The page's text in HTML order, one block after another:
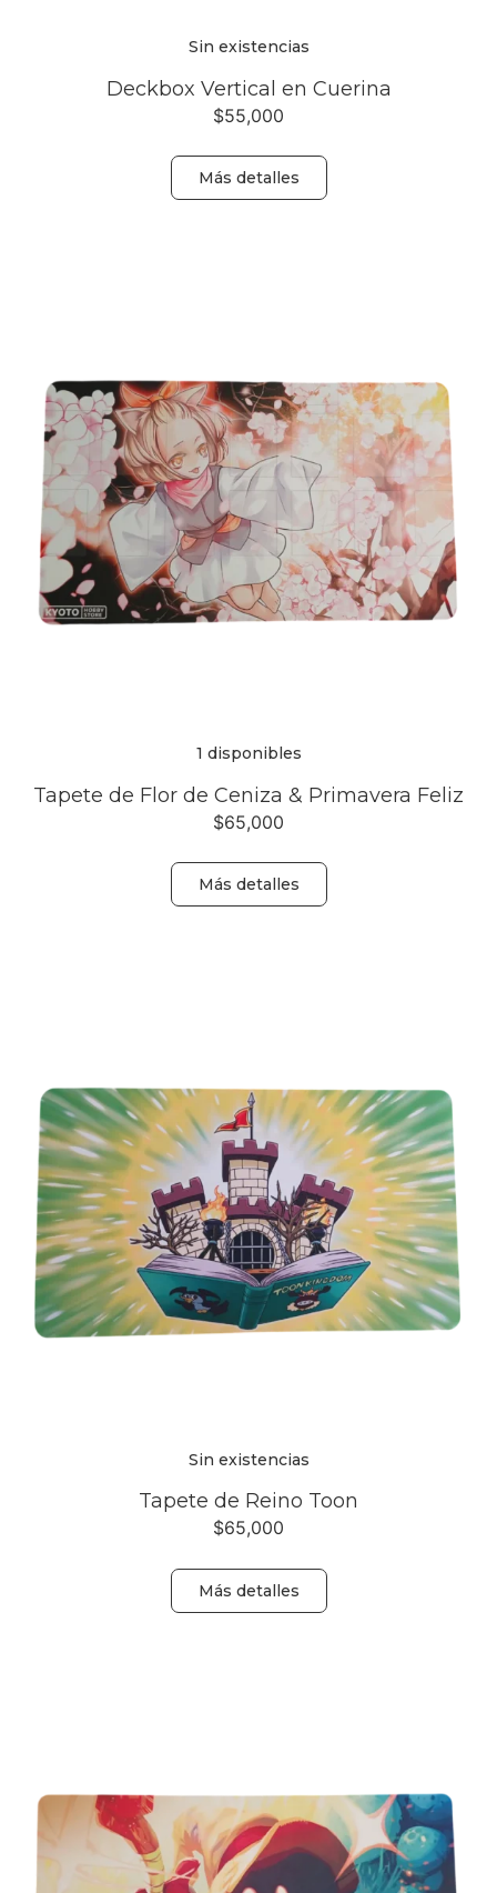
Sin existencias
Deckbox Vertical en Cuerina
$55,000
Más detalles
1 disponibles
Tapete de Flor de Ceniza & Primavera Feliz
$65,000
Más detalles
Sin existencias
Tapete de Reino Toon
$65,000
Más detalles